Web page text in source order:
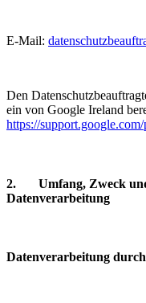
E-Mail:
Den
ein von Google Ireland
https://
2. Umfang, Zweck und
Datenverarbeitung
Datenverarbeitung